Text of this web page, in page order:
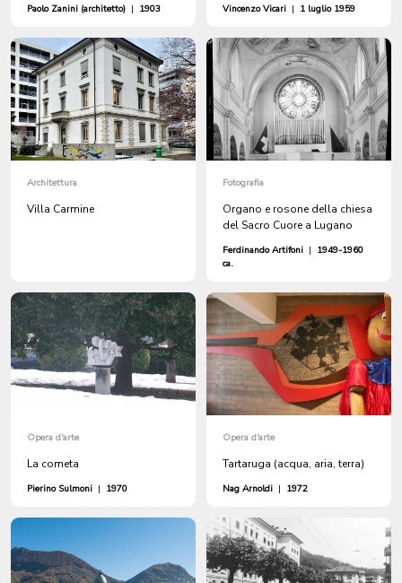
Paolo Zanini (architetto) | 1903 Vincenzo Vicari | 1 luglio 1959
Architettura
Villa Carmine
Fotografia
Organo e rosone della chiesa
del Sacro Cuore a Lugano
Ferdinando Artifoni | 1949-1960
ca.
Opera d'arte
La cometa
Pierino Sulmoni | 1970
Opera d'arte
Tartaruga (acqua, aria, terra)
Nag Arnoldi | 1972